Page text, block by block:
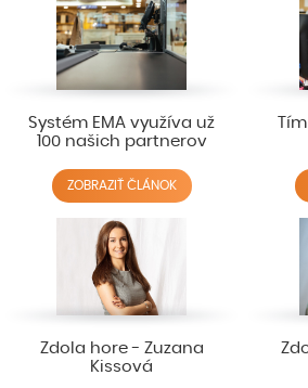
Systém EMA využíva už
100 našich partnerov
ZOBRAZIŤ ČLÁNOK
Zdola hore - Zuzana
Kissová